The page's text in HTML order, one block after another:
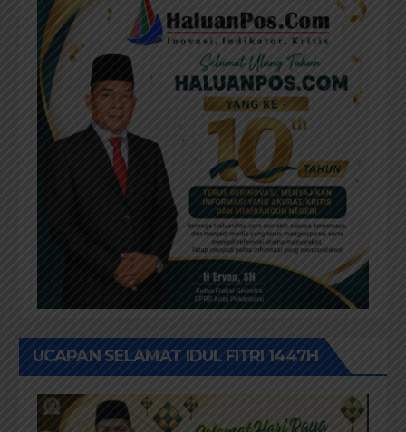
UCAPAN SELAMAT IDUL FITRI 1447H